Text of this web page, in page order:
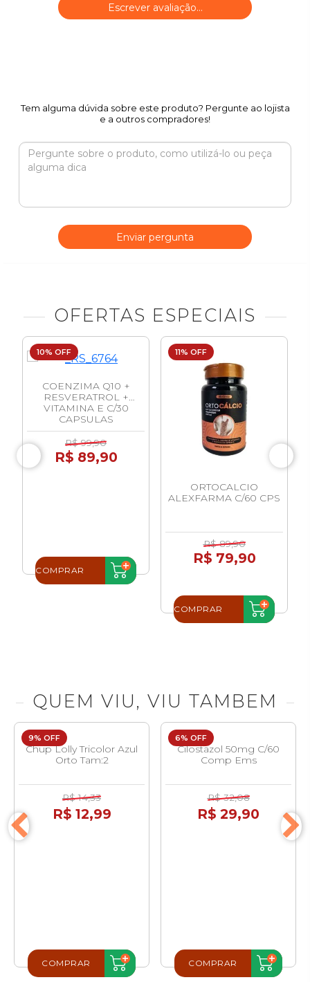
Escrever avaliação...
Tem alguma dúvida sobre este produto? Pergunte ao lojista
e a outros compradores!
Enviar pergunta
OFERTAS ESPECIAIS
10% OFF
COENZIMA Q10 +
RESVERATROL +
VITAMINA E C/30
CAPSULAS
R$ 99,90
R$ 89,90
COMPRAR
11% OFF
ORTOCALCIO
ALEXFARMA C/60 CPS
R$ 89,90
R$ 79,90
COMPRAR
QUEM VIU, VIU TAMBEM
9% OFF
Chup Lolly Tricolor Azul
Orto Tam:2
R$ 14,33
R$ 12,99
COMPRAR
6% OFF
Cilostazol 50mg C/60
Comp Ems
R$ 32,08
R$ 29,90
COMPRAR